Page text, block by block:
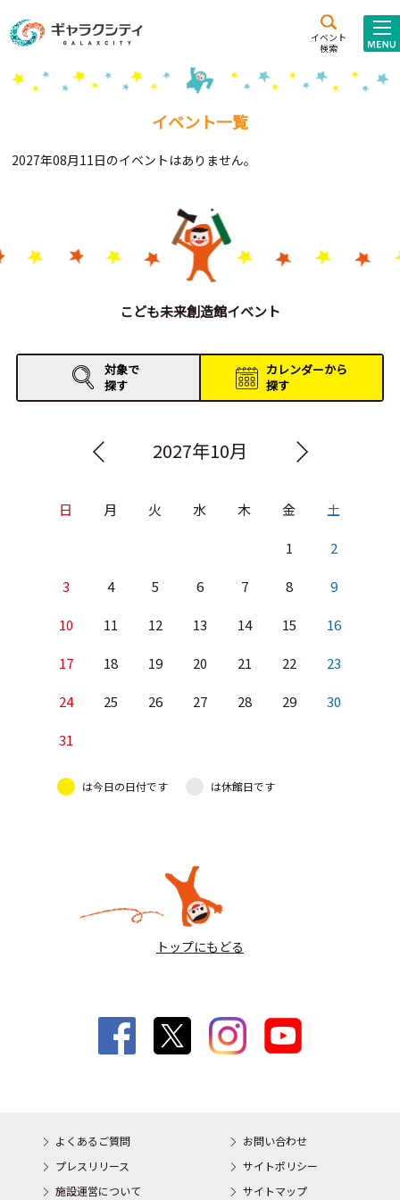
イベント
検索
施設案内
こども
西新井
施設･
Gがくえん
お知らせ
イベントレポート
イベント一覧
2027年08月11日のイベントはありません。
こども未来創造館イベント
対象で
探す
カレンダーから
探す
2027年10月
日 月 火 水 木 金 土
1 2
3 4 5 6 7 8 9
10 11 12 13 14 15 16
17 18 19 20 21 22 23
24 25 26 27 28 29 30
31
は今日の日付です は休館日です
トップにもどる
よくあるご質問
お問い合わせ
プレスリリース
サイトポリシー
施設運営について
サイトマップ